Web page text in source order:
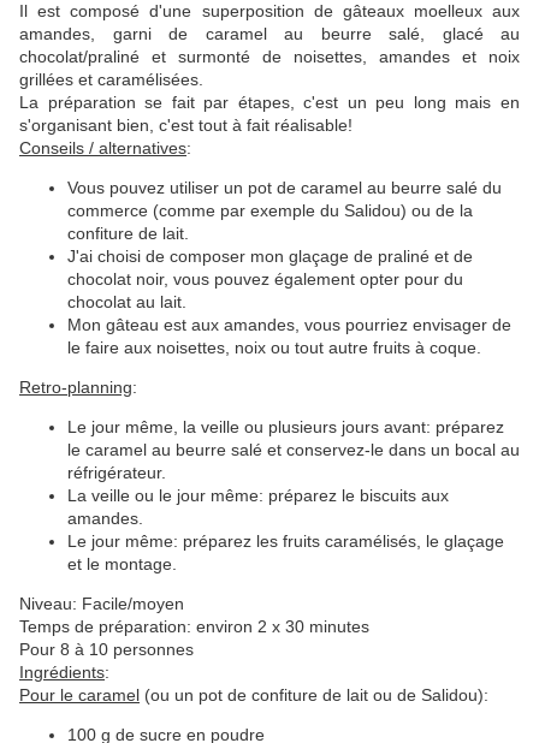
Il est composé d'une superposition de gâteaux moelleux aux
amandes, garni de caramel au beurre salé, glacé au
chocolat/praliné et surmonté de noisettes, amandes et noix
grillées et caramélisées.
La préparation se fait par étapes, c'est un peu long mais en
s'organisant bien, c'est tout à fait réalisable!
Conseils / alternatives:
Vous pouvez utiliser un pot de caramel au beurre salé du
commerce (comme par exemple du Salidou) ou de la
confiture de lait.
J'ai choisi de composer mon glaçage de praliné et de
chocolat noir, vous pouvez également opter pour du
chocolat au lait.
Mon gâteau est aux amandes, vous pourriez envisager de
le faire aux noisettes, noix ou tout autre fruits à coque.
Retro-planning:
Le jour même, la veille ou plusieurs jours avant: préparez
le caramel au beurre salé et conservez-le dans un bocal au
réfrigérateur.
La veille ou le jour même: préparez le biscuits aux
amandes.
Le jour même: préparez les fruits caramélisés, le glaçage
et le montage.
Niveau: Facile/moyen
Temps de préparation: environ 2 x 30 minutes
Pour 8 à 10 personnes
Ingrédients:
Pour le caramel (ou un pot de confiture de lait ou de Salidou):
100 g de sucre en poudre